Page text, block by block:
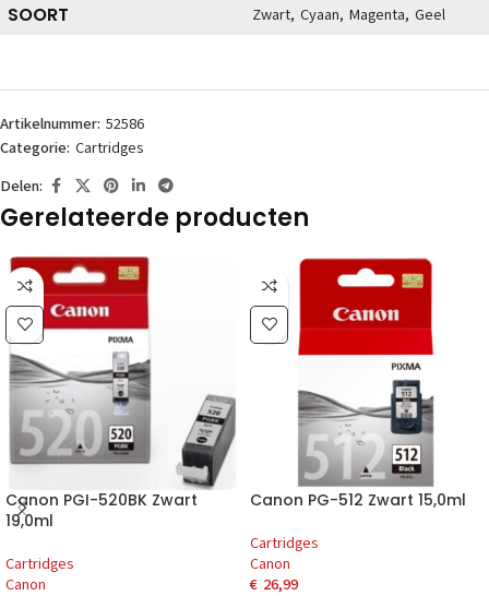
SOORT Zwart, Cyaan, Magenta, Geel
Artikelnummer: 52586
Categorie: Cartridges
Delen:
Gerelateerde producten
Canon PGI-520BK Zwart
19,0ml
Cartridges
Canon
Canon PG-512 Zwart 15,0ml
Cartridges
Canon
€ 26,99